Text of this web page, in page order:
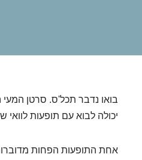
בואו נדבר תכל'ס. סרטן המעי
יכולה לבוא עם תופעות
אחת התופעות הפחות